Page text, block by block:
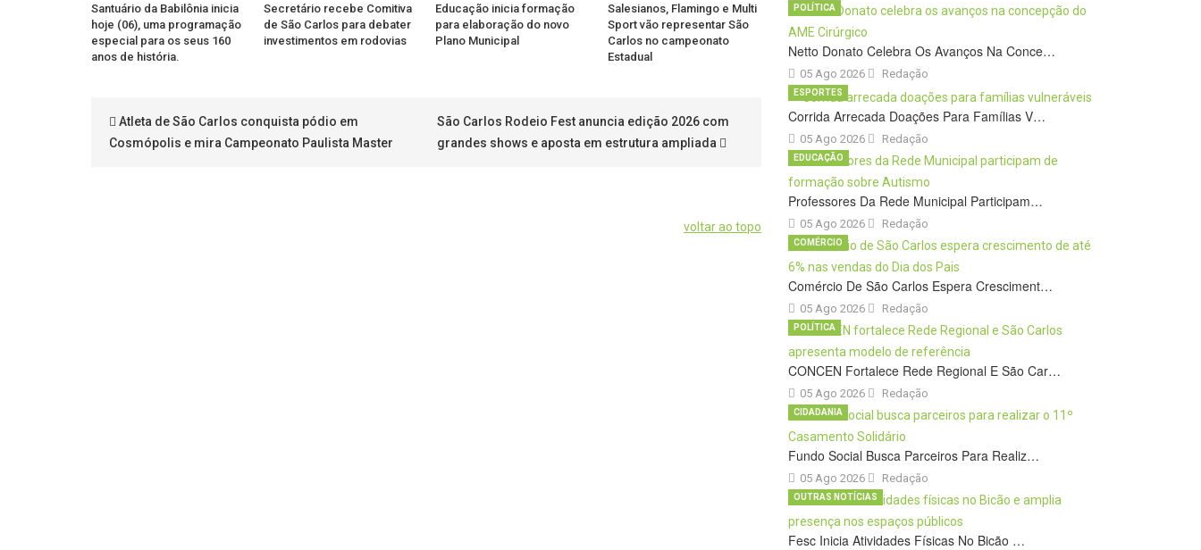
Santuário da Babilônia inicia
hoje (06), uma programação
especial para os seus 160
anos de história.
Secretário recebe Comitiva
de São Carlos para debater
investimentos em rodovias
Educação inicia formação
para elaboração do novo
Plano Municipal
Salesianos, Flamingo e Multi
Sport vão representar São
Carlos no campeonato
Estadual
Atleta de São Carlos conquista pódio em
Cosmópolis e mira Campeonato Paulista Master
São Carlos Rodeio Fest anuncia edição 2026 com
grandes shows e aposta em estrutura ampliada
voltar ao topo
Netto Donato Celebra Os Avanços Na Conce…
05 Ago 2026
POLÍTICA
Redação
Corrida Arrecada Doações Para Famílias V…
05 Ago 2026
ESPORTES
Redação
Professores Da Rede Municipal Participam…
05 Ago 2026
EDUCAÇÃO
Redação
Comércio De São Carlos Espera Cresciment…
05 Ago 2026
COMÉRCIO
Redação
CONCEN Fortalece Rede Regional E São Car…
05 Ago 2026
POLÍTICA
Redação
Fundo Social Busca Parceiros Para Realiz…
05 Ago 2026
CIDADANIA
Redação
Fesc Inicia Atividades Físicas No Bicão …
OUTRAS NOTÍCIAS